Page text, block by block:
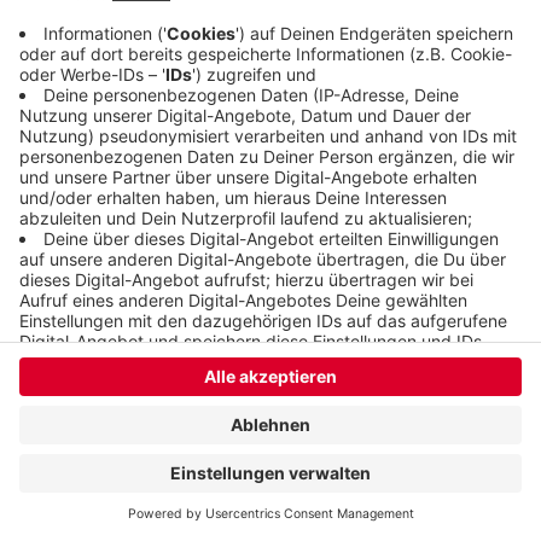
Anzeige
Anzeige
Anzeige